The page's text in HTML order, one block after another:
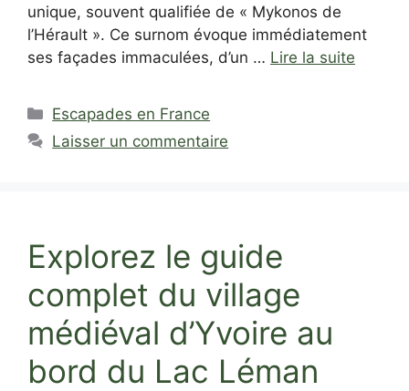
unique, souvent qualifiée de « Mykonos de
l’Hérault ». Ce surnom évoque immédiatement
ses façades immaculées, d’un … Lire la suite
Catégories
Escapades en France
Laisser un commentaire
Explorez le guide
complet du village
médiéval d’Yvoire au
bord du Lac Léman